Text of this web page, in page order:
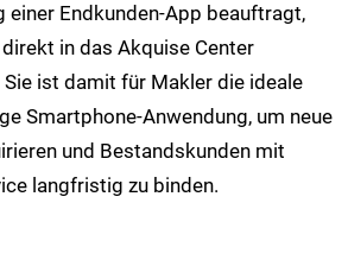
einer Endkunden-App beauftragt,
in das Akquise Center
ist damit für Makler die ideale
Smartphone-Anwendung, um neue
und Bestandskunden mit
langfristig zu binden.